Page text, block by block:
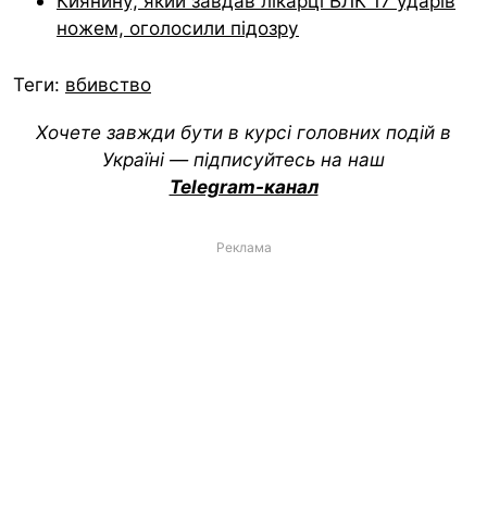
ножем, оголосили підозру
Теги: вбивство
Хочете завжди бути в курсі головних подій в
Україні — підписуйтесь на наш
Telegram-канал
Реклама